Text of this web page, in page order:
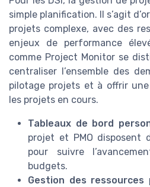
simple planification. Il s’agit
projets complexe, avec des
enjeux de performance
comme Project Monitor se
centraliser l’ensemble des
pilotage projets et à offrir
les projets en cours.
Tableaux de bord
projet et PMO disposent
pour suivre
budgets.
Gestion des ressources